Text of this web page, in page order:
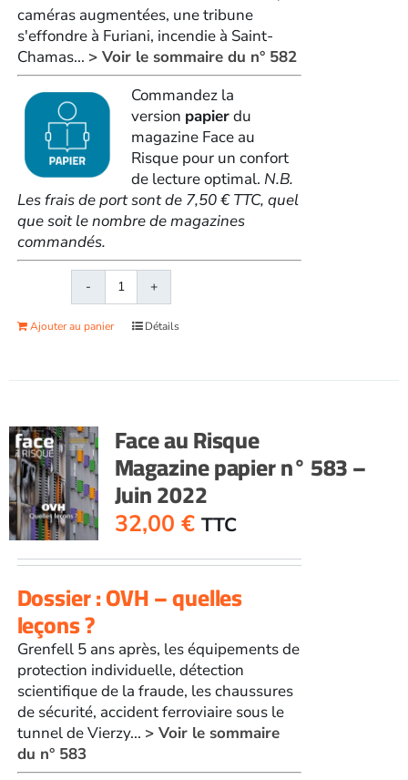
caméras augmentées, une tribune
s'effondre à Furiani, incendie à Saint-
Chamas... > Voir le sommaire du n° 582
Commandez la
version papierdu
magazine Face au
Risque pour un confort
de lecture optimal. N.B.
Les frais de port sont de 7,50 € TTC, quel
que soit le nombre de magazines
commandés.
quantité
de
Face
582
-
Mai
2022
Ajouter au panier Détails
Face au Risque
Magazine papier n° 583 –
Juin 2022
32,00 € TTC
Dossier : OVH – quelles
leçons ?
Grenfell 5 ans après, les équipements de
protection individuelle, détection
scientifique de la fraude, les chaussures
de sécurité, accident ferroviaire sous le
tunnel de Vierzy... > Voir le sommaire
du n° 583